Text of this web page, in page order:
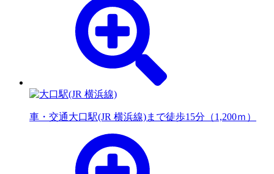
車・交通大口駅(JR 横浜線)まで徒歩15分（1,200ｍ）